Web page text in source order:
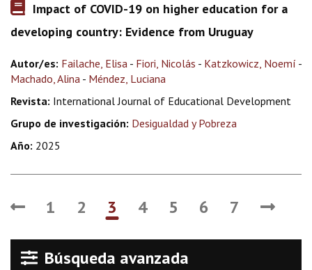
Búsqueda avanzada
Impact of COVID-19 on higher education for a
developing country: Evidence from Uruguay
Autor/es: Failache, Elisa - Fiori, Nicolás - Katzkowicz, Noemí -
Machado, Alina - Méndez, Luciana
Revista: International Journal of Educational Development
Grupo de investigación: Desigualdad y Pobreza
Año: 2025
1 2 3 4 5 6 7